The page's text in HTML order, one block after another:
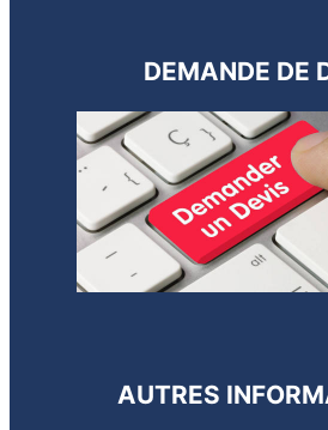
DEMANDE DE
AUTRES